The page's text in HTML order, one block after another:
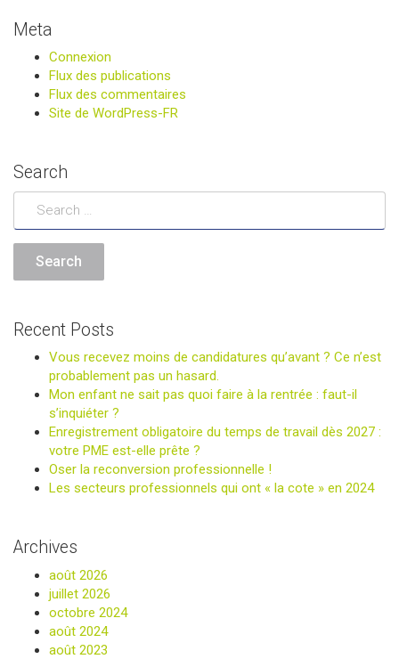
Meta
Connexion
Flux des publications
Flux des commentaires
Site de WordPress-FR
Search
Recent Posts
Vous recevez moins de candidatures qu’avant ? Ce n’est
probablement pas un hasard.
Mon enfant ne sait pas quoi faire à la rentrée : faut-il
s’inquiéter ?
Enregistrement obligatoire du temps de travail dès 2027 :
votre PME est-elle prête ?
Oser la reconversion professionnelle !
Les secteurs professionnels qui ont « la cote » en 2024
Archives
août 2026
juillet 2026
octobre 2024
août 2024
août 2023